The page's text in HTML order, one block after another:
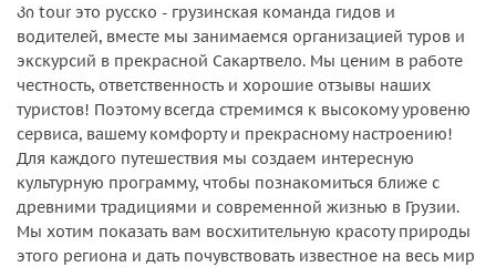
Კი tour это русско - грузинская команда гидов и
водителей, вместе мы занимаемся организацией туров и
экскурсий в прекрасной Сакартвело. Мы ценим в работе
честность, ответственность и хорошие отзывы наших
туристов! Поэтому всегда стремимся к высокому уровеню
сервиса, вашему комфорту и прекрасному настроению!
Для каждого путешествия мы создаем интересную
культурную программу, чтобы познакомиться ближе с
древними традициями и современной жизнью в Грузии.
Мы хотим показать вам восхитительную красоту природы
этого региона и дать почувствовать известное на весь мир